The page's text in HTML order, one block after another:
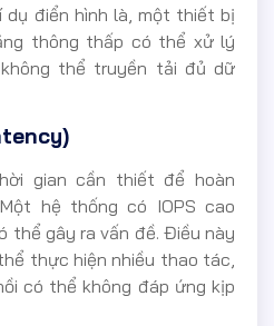
điển hình là, một thiết bị
thông thấp có thể xử lý
thể truyền tải đủ dữ
gian cần thiết để hoàn
hệ thống có IOPS cao
thể gây ra vấn đề. Điều này
thực hiện nhiều thao tác,
có thể không đáp ứng kịp